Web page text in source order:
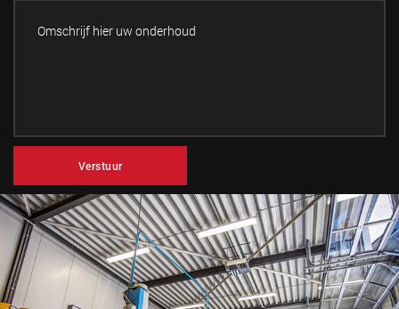
Verstuur
APK
Waarom een APK-keuring? Deze voorkomt dat er gevaarlijke
situaties ontstaan met voertuigen die niet veilig genoeg zijn om
aan het verkeer deel te nemen.